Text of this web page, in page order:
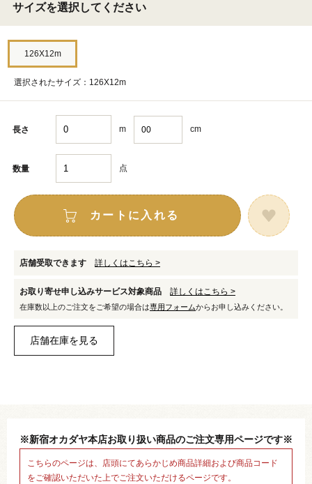
サイズを選択してください
126X12m
選択されたサイズ：126X12m
長さ m cm
数量 点
カートに入れる
店舗受取できます 詳しくはこちら >
お取り寄せ申し込みサービス対象商品 詳しくはこちら >
在庫数以上のご注文をご希望の場合は専用フォームからお申し込みください。
※新宿オカダヤ本店お取り扱い商品のご注文専用ページです※
こちらのページは、店頭にてあらかじめ商品詳細および商品コード
をご確認いただいた上でご注文いただけるページです。